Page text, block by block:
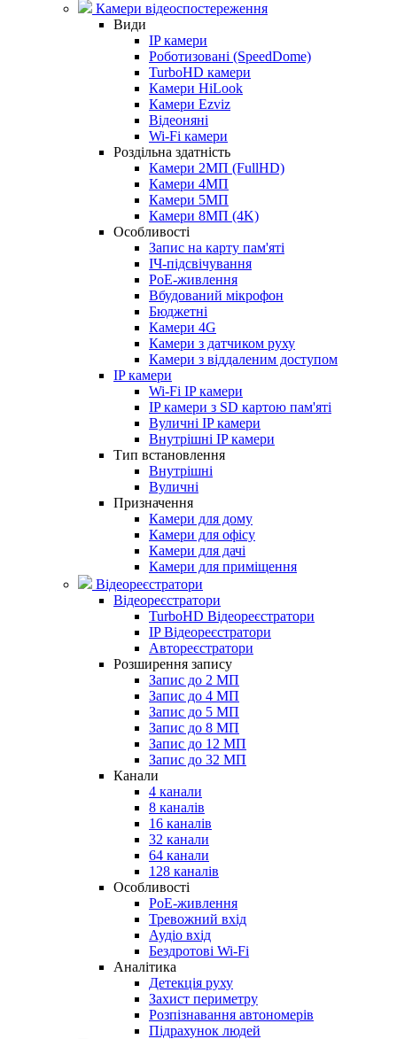
Камери відеоспостереження
Види
IP камери
Роботизовані (SpeedDome)
TurboHD камери
Камери HiLook
Камери Ezviz
Відеоняні
Wi-Fi камери
Роздільна здатність
Камери 2МП (FullHD)
Камери 4МП
Камери 5МП
Камери 8МП (4K)
Особливості
Запис на карту пам'яті
ІЧ-підсвічування
PoE-живлення
Вбудований мікрофон
Бюджетні
Камери 4G
Камери з датчиком руху
Камери з віддаленим доступом
IP камери
Wi-Fi IP камери
IP камери з SD картою пам'яті
Вуличні IP камери
Внутрішні IP камери
Тип встановлення
Внутрішні
Вуличні
Призначення
Камери для дому
Камери для офісу
Камери для дачі
Камери для приміщення
Відеореєстратори
Відеореєстратори
TurboHD Відеореєстратори
IP Відеореєстратори
Автореєстратори
Розширення запису
Запис до 2 МП
Запис до 4 МП
Запис до 5 МП
Запис до 8 МП
Запис до 12 МП
Запис до 32 МП
Канали
4 канали
8 каналів
16 каналів
32 канали
64 канали
128 каналів
Особливості
PoE-живлення
Тревожний вхід
Аудіо вхід
Бездротові Wi-Fi
Аналітика
Детекція руху
Захист периметру
Розпізнавання автономерів
Підрахунок людей